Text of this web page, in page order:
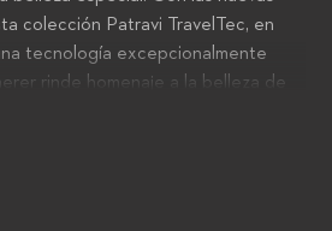
colección Patravi TravelTec, en
tecnología excepcionalmente
rinde homenaje a la belleza de
y colores únicos. Con las variantes